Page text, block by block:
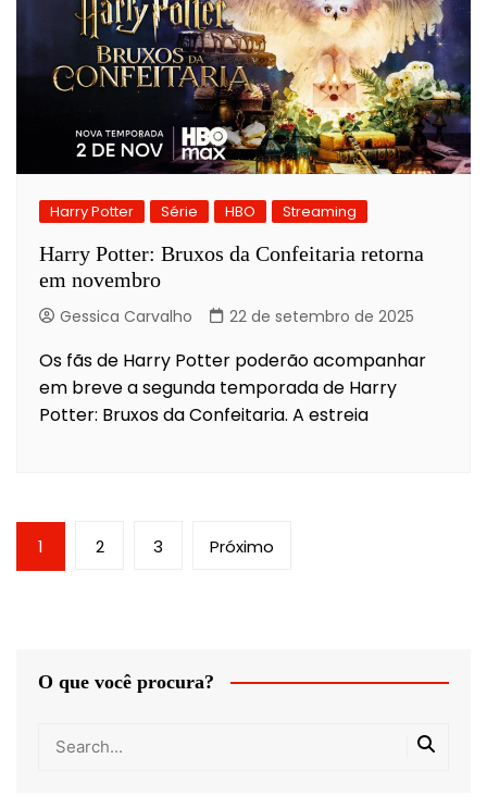
Harry Potter Série HBO Streaming
Harry Potter: Bruxos da Confeitaria retorna
em novembro
Gessica Carvalho 22 de setembro de 2025
Os fãs de Harry Potter poderão acompanhar
em breve a segunda temporada de Harry
Potter: Bruxos da Confeitaria. A estreia
Paginação
de
1 2 3 Próximo
O que você procura?